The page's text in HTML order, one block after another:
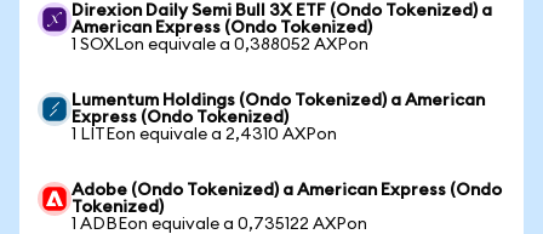
Direxion Daily Semi Bull 3X ETF (Ondo Tokenized) a
American Express (Ondo Tokenized)
1 SOXLon equivale a 0,388052 AXPon
Lumentum Holdings (Ondo Tokenized) a American
Express (Ondo Tokenized)
1 LITEon equivale a 2,4310 AXPon
Adobe (Ondo Tokenized) a American Express (Ondo
Tokenized)
1 ADBEon equivale a 0,735122 AXPon